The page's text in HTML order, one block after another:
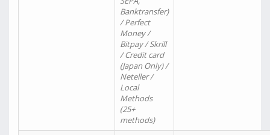
Banktransfer)
/ Perfect
Money /
Bitpay / Skrill
/ Credit card
(Japan Only) /
Neteller /
Local
Methods
(25+
methods)